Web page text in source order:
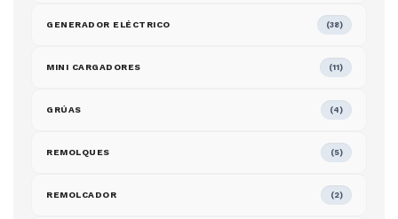
GENERADOR ELÉCTRICO (38)
MINI CARGADORES (11)
GRÚAS (4)
REMOLQUES (5)
REMOLCADOR (2)